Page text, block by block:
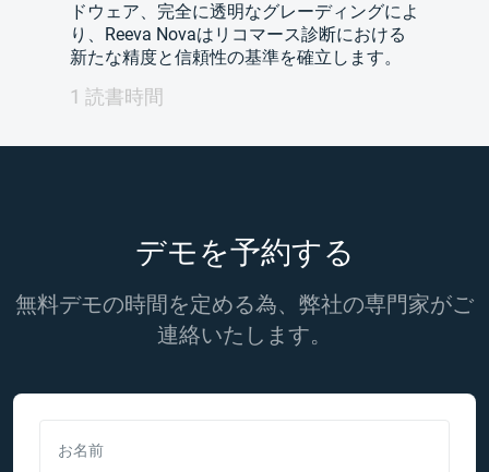
ドウェア、完全に透明なグレーディングによ
り、Reeva Novaはリコマース診断における
新たな精度と信頼性の基準を確立します。
1 読書時間
デモを予約する
無料デモの時間を定める為、弊社の専門家がご
連絡いたします。
お名前